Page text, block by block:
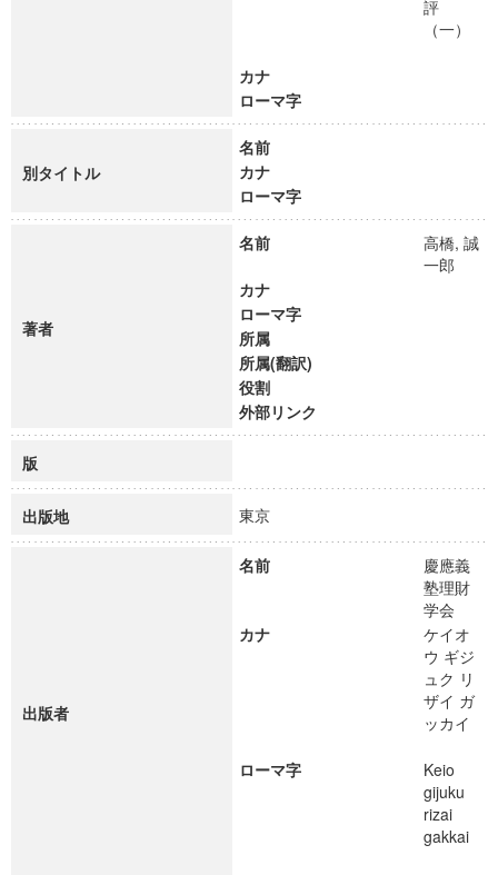
評
（一）
カナ
ローマ字
別タイトル
名前
カナ
ローマ字
著者
名前
高橋, 誠
一郎
カナ
ローマ字
所属
所属(翻訳)
役割
外部リンク
版
出版地 東京
出版者
名前
慶應義
塾理財
学会
カナ
ケイオ
ウ ギジ
ュク リ
ザイ ガ
ッカイ
ローマ字
Keio
gijuku
rizai
gakkai